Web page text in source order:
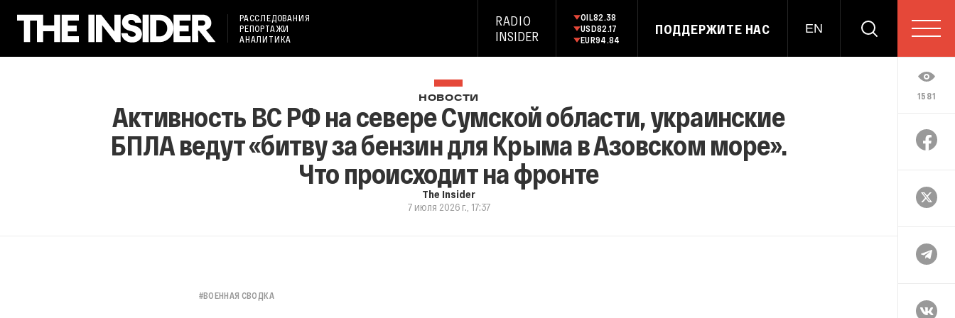
РАССЛЕДОВАНИЯ
РЕПОРТАЖИ
АНАЛИТИКА
RADIO
INSIDER
OIL82.38
USD82.17
EUR94.84
ПОДДЕРЖИТЕ НАС EN
1581
НОВОСТИ
Активность ВС РФ на севере Сумской области, украинские
БПЛА ведут «битву за бензин для Крыма в Азовском море».
Что происходит на фронте
The Insider
7 июля 2026 г., 17:37
#ВОЕННАЯ СВОДКА